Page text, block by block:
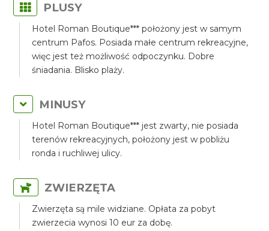
PLUSY
Hotel Roman Boutique*** położony jest w samym
centrum Pafos. Posiada małe centrum rekreacyjne,
więc jest też możliwość odpoczynku. Dobre
śniadania. Blisko plaży.
MINUSY
Hotel Roman Boutique*** jest zwarty, nie posiada
terenów rekreacyjnych, położony jest w pobliżu
ronda i ruchliwej ulicy.
ZWIERZĘTA
Zwierzęta są mile widziane. Opłata za pobyt
zwierzecia wynosi 10 eur za dobę.